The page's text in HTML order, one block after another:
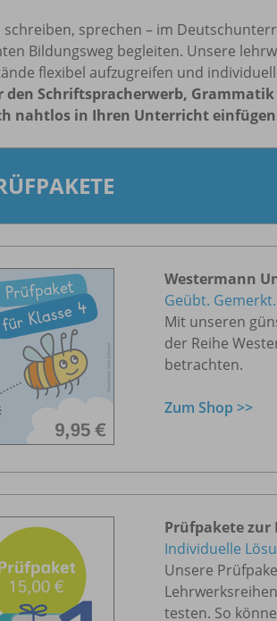
schreiben, sprechen – im
Bildungsweg begleiten. Unsere
flexibel aufzugreifen und
den Schriftspracherwerb,
nahtlos in Ihren Unterricht
Westermann
Geübt.
Mit unseren
der Reihe
betrachten.
Zum Shop >>
Prüfpakete zur
Individuelle
Unsere
testen. So